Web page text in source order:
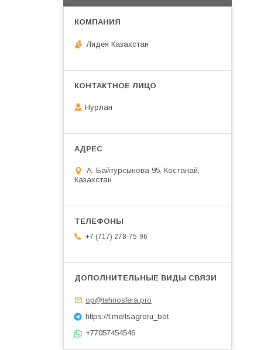
Лидея Казахстан
Нурлан
А. Байтурсынова 95, Костанай,
Казахстан
+7 (717) 278-75-96
op@tehnosfera.pro
https://t.me/tsagroru_bot
+77057454546